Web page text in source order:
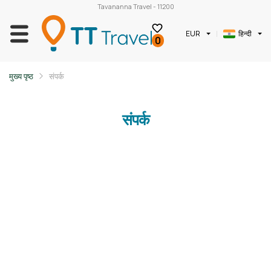
Tavananna Travel - 11200
0 EUR हिन्दी
मुख्य पृष्ठ संपर्क
संपर्क